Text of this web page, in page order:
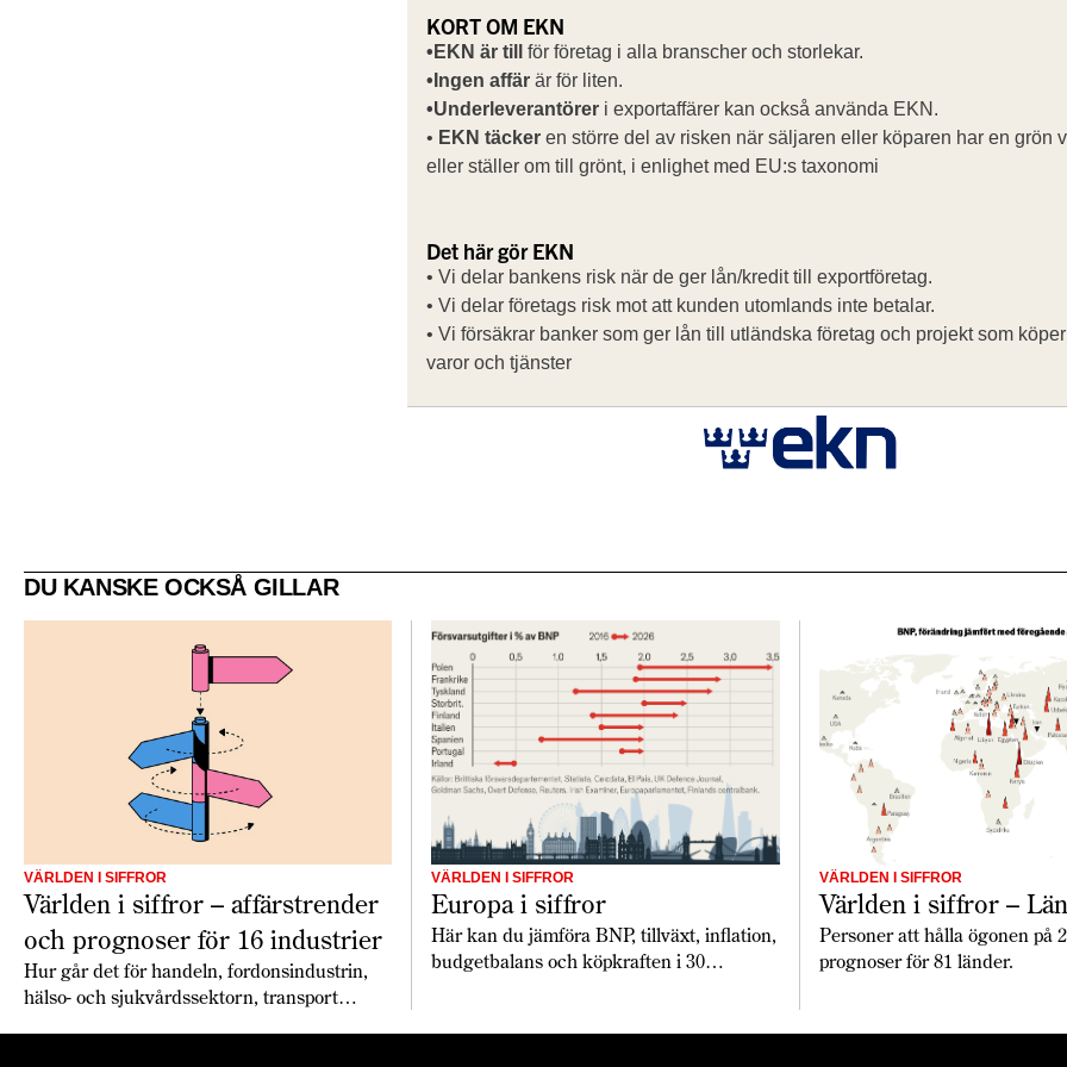
KORT OM EKN
•EKN är till
för företag i alla branscher och storlekar.
•Ingen affär är för liten.
•Underleverantörer i exportaffärer kan också använda EKN.
• EKN täcker en större del av risken när säljaren eller köparen har en grön
eller ställer om till grönt, i enlighet med EU:s taxonomi
Det här gör EKN
• Vi delar bankens risk när de ger lån/kredit till exportföretag.
• Vi delar företags risk mot att kunden utomlands inte betalar.
• Vi försäkrar banker som ger lån till utländska företag och projekt som
varor och tjänster
DU KANSKE OCKSÅ GILLAR
VÄRLDEN I SIFFROR
Världen i siffror – affärstrender
och prognoser för 16 industrier
Hur går det för handeln, fordonsindustrin,
hälso- och sjukvårdssektorn, transport
VÄRLDEN I SIFFROR
Europa i siffror
Här kan du jämföra BNP, tillväxt, inflation,
budgetbalans och köpkraften i 30
snabbare än inflationen. De europeiska
VÄRLDEN I SIFFROR
Världen i siffror –
Personer att hålla ögonen på
prognoser för 81 länder.